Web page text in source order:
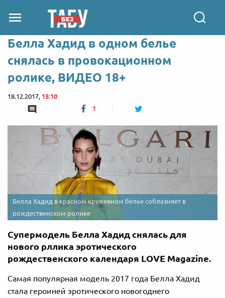
Белла Хадид в одном белье
снялась в провокационном
ролике, ВИДЕО 18+
18.12.2017, 15:10
1
Белла Хадид в красном кружевном белье соблазняет в
рождественском ролике
Супермодель Белла Хадид снялась для
нового рллика эротического
рождественского календаря LOVE Magazine.
Самая популярная модель 2017 года Белла Хадид
стала героиней эротического новогоднего